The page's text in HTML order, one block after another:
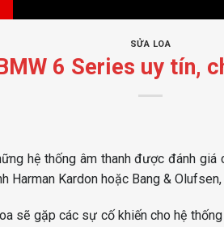
SỬA LOA
6 Series uy tín,
hệ thống âm thanh được đánh
Harman Kardon hoặc Bang &
sẽ gặp các sự cố khiến cho hệ